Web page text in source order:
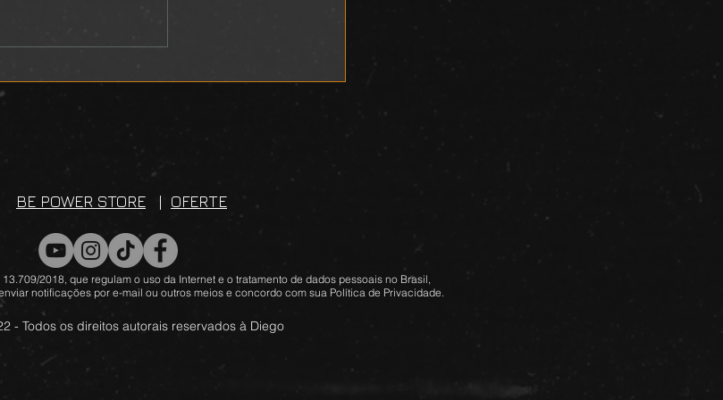
BE POWER STORE | OFERTE
2018, que regulam o uso da Internet e o tratamento de dados pessoais no Brasil,
notificações por e-mail ou outros meios e concordo com sua Política de Privacidade.
- Todos os direitos autorais reservados à Diego